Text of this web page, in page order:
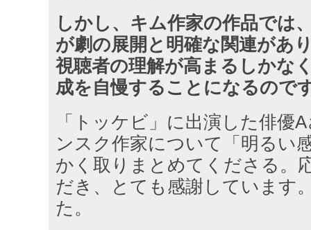
しかし、キム作家の作品では
が劇の展開と明確な関連があ
視聴者の理解が高まるしかな
成を自慢することになるので
「トッケビ」に出演した俳優
ンスク作家について「明るい
かく取りまとめてくださる。
だき、とても感謝しています
た。